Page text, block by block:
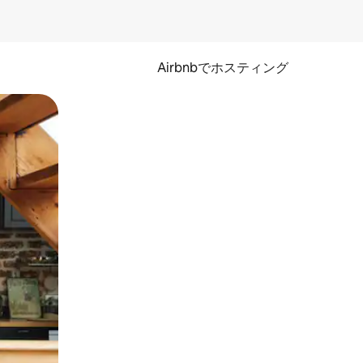
Airbnbでホスティング
できます。